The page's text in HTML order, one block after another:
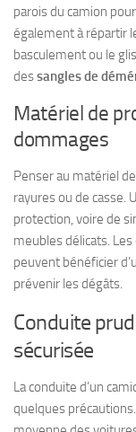
parois du camion
également à répartir
basculement ou le
dessangles de
Matériel de
dommages
Penser au matériel
rayures ou de casse.
protection, voire de
meubles délicats.
peuvent bénéficier
prévenir les dégâts.
Conduite
sécurisée
La conduite d’un
quelques